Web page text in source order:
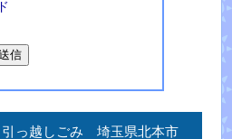
っ越しごみ 埼玉県北本市